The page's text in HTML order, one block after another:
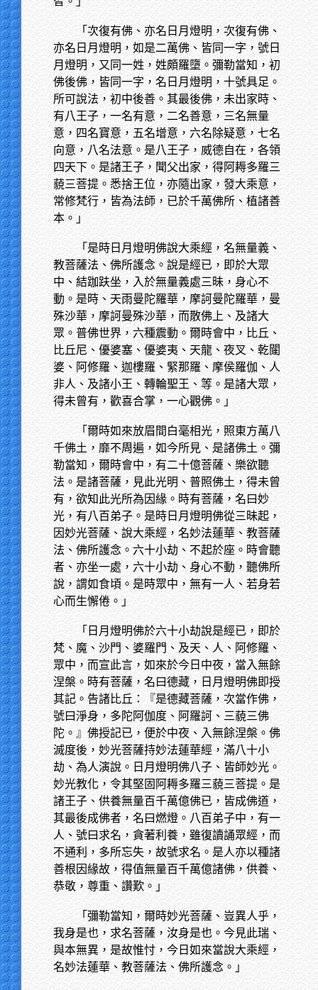
「次復有佛、亦名日月燈明，次復有佛、
亦名日月燈明，如是二萬佛、皆同一字，號日
月燈明，又同一姓，姓頗羅墮。彌勒當知，初
佛後佛，皆同一字，名日月燈明，十號具足。
所可說法，初中後善。其最後佛，未出家時、
有八王子，一名有意，二名善意，三名無量
意，四名寶意，五名增意，六名除疑意，七名
向意，八名法意。是八王子，威德自在，各領
四天下。是諸王子，聞父出家，得阿耨多羅三
藐三菩提。悉捨王位，亦隨出家，發大乘意，
常修梵行，皆為法師，已於千萬佛所、植諸善
本。」
「是時日月燈明佛說大乘經，名無量義、
教菩薩法、佛所護念。說是經已，即於大眾
中、結跏趺坐，入於無量義處三昧，身心不
動。是時、天雨曼陀羅華，摩訶曼陀羅華，曼
殊沙華，摩訶曼殊沙華，而散佛上、及諸大
眾。普佛世界，六種震動。爾時會中，比丘、
比丘尼、優婆塞、優婆夷、天龍、夜叉、乾闥
婆、阿修羅、迦樓羅、緊那羅、摩侯羅伽、人
非人、及諸小王、轉輪聖王、等。是諸大眾，
得未曾有，歡喜合掌，一心觀佛。」
「爾時如來放眉間白毫相光，照東方萬八
千佛土，靡不周遍，如今所見、是諸佛土。彌
勒當知，爾時會中，有二十億菩薩、樂欲聽
法。是諸菩薩，見此光明、普照佛土，得未曾
有，欲知此光所為因緣。時有菩薩，名曰妙
光，有八百弟子。是時日月燈明佛從三昧起，
因妙光菩薩、說大乘經，名妙法蓮華、教菩薩
法、佛所護念。六十小劫、不起於座。時會聽
者、亦坐一處，六十小劫、身心不動，聽佛所
說，謂如食頃。是時眾中，無有一人、若身若
心而生懈倦。」
「日月燈明佛於六十小劫說是經已，即於
梵、魔、沙門、婆羅門、及天、人、阿修羅、
眾中，而宣此言，如來於今日中夜，當入無餘
涅槃。時有菩薩，名曰德藏，日月燈明佛即授
其記。告諸比丘：『是德藏菩薩，次當作佛，
號曰淨身，多陀阿伽度、阿羅訶、三藐三佛
陀。』佛授記已，便於中夜、入無餘涅槃。佛
滅度後，妙光菩薩持妙法蓮華經，滿八十小
劫、為人演說。日月燈明佛八子、皆師妙光。
妙光教化，令其堅固阿耨多羅三藐三菩提。是
諸王子、供養無量百千萬億佛已，皆成佛道，
其最後成佛者，名曰燃燈。八百弟子中，有一
人、號曰求名，貪著利養，雖復讀誦眾經，而
不通利，多所忘失，故號求名。是人亦以種諸
善根因緣故，得值無量百千萬億諸佛，供養、
恭敬，尊重、讚歎。」
「彌勒當知，爾時妙光菩薩、豈異人乎，
我身是也，求名菩薩，汝身是也。今見此瑞、
與本無異，是故惟忖，今日如來當說大乘經，
名妙法蓮華、教菩薩法、佛所護念。」